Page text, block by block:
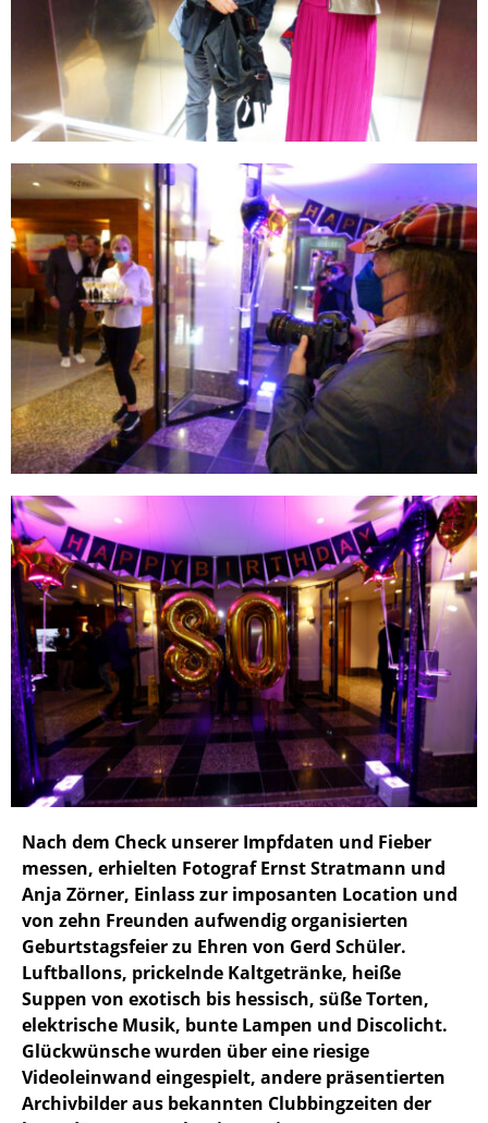
Nach dem Check unserer Impfdaten und Fieber
messen, erhielten Fotograf Ernst Stratmann und
Anja Zörner, Einlass zur imposanten Location und
von zehn Freunden aufwendig organisierten
Geburtstagsfeier zu Ehren von Gerd Schüler.
Luftballons, prickelnde Kaltgetränke, heiße
Suppen von exotisch bis hessisch, süße Torten,
elektrische Musik, bunte Lampen und Discolicht.
Glückwünsche wurden über eine riesige
Videoleinwand eingespielt, andere präsentierten
Archivbilder aus bekannten Clubbingzeiten der